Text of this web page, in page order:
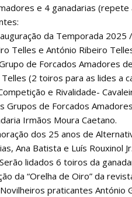
e 4 ganadarias (repete
da Temporada
Telles e António Ribeiro
de Forcados Amadores
(2 toiros para as lides a
e Rivalidade-
Grupos de Forcados
Irmãos Moura Caetano.
dos 25 anos de
Ana Batista e Luís
lidados 6 toiros da
da “Orelha de Oiro” da
praticantes António